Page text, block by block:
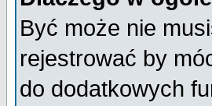
Być może nie
rejestrować by
do dodatkowych